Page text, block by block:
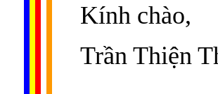
Kính chào,
Trần Thiện